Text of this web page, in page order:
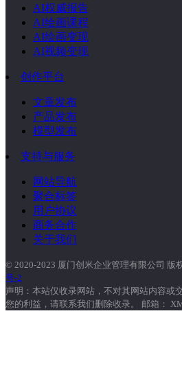
AI权威报告
AI绘画课程
AI绘画变现
AI视频变现
创作平台
文章发布
产品发布
模型发布
支持与服务
网站导航
聚合标签
用户协议
商务合作
关于我们
© 2020-2023 厦门创米企业管理有限公司 版
号-2
声明：本站仅收录网站，不对其网站内容或
您的利益，请联系我们删除收录。 邮箱：